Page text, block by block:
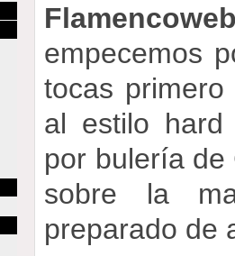
empecemos
tocas
al estilo
por bulería de
sobre la
preparado de